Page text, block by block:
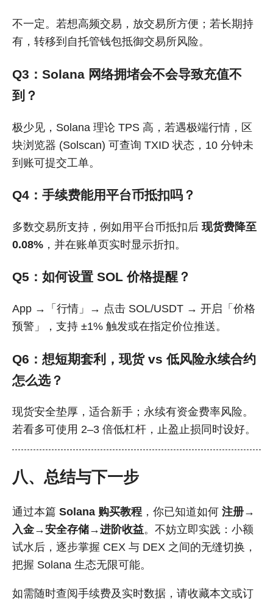
不一定。若想高频交易，放交易所方便；若长期持
有，转移到自托管钱包抵御交易所风险。
Q3： Solana 网络拥堵会不会导致充值不
到？
极少见，Solana 理论 TPS 高，若遇极端行情，区
块浏览器 (Solscan) 可查询 TXID 状态，10 分钟未
到账可提交工单。
Q4： 手续费能用平台币抵扣吗？
多数交易所支持，例如用平台币抵扣后 现货费降至
0.08% ，并在账单页实时显示折扣。
Q5： 如何设置 SOL 价格提醒？
App →「行情」→ 点击 SOL/USDT → 开启「价格
预警」，支持 ±1% 触发或在指定价位推送。
Q6： 想短期套利，现货 vs 低风险永续合约
怎么选？
现货安全垫厚，适合新手；永续有资金费率风险。
若看多可使用 2–3 倍低杠杆，止盈止损同时设好。
八、总结与下一步
通过本篇 Solana 购买教程 ，你已知道如何 注册→
入金→安全存储→进阶收益。不妨立即实践：小额
试水后，逐步掌握 CEX 与 DEX 之间的无缝切换，
把握 Solana 生态无限可能。
如需随时查阅手续费及实时数据，请收藏本文或订